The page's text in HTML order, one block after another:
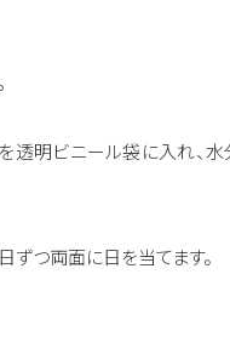
透明ビニール袋に入れ、水
ずつ両面に日を当てます。